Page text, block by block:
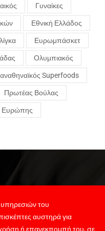
Γυναίκες
Εθνική Ελλάδος
Ευρωμπάσκετ
Ολυμπιακός
Superfoods
Πρωτέας Βούλας
Ευρώπης
του
αυστηρά για
ή επανεκπομπή του, σε